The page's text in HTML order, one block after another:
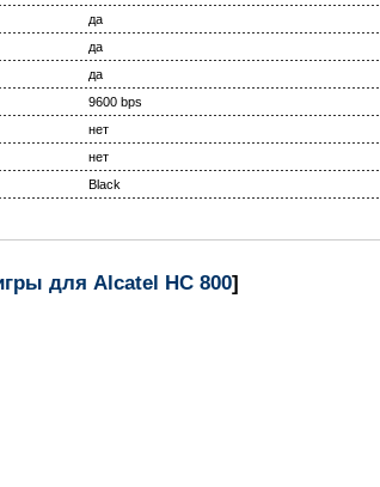
да
да
да
9600 bps
нет
нет
Black
для Alcatel HC 800]